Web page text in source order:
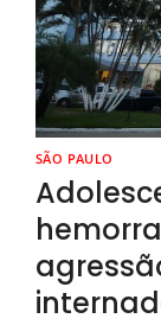
SÃO PAULO